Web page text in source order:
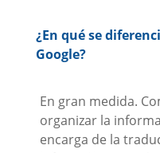
¿En qué se
Google?
En gran medida.
organizar la
encarga de la